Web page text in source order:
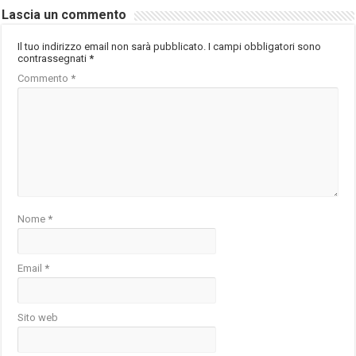
Lascia un commento
Il tuo indirizzo email non sarà pubblicato. I campi obbligatori sono
contrassegnati*
Commento*
Nome*
Email*
Sito web